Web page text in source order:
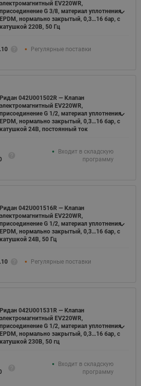
электромагнитный EV220WR,
присоединение G 3/8, материал уплотнения
EPDM, нормально закрытый, 0,3…16 бар, с
катушкой 220В, 50 Гц
Регулярные поставки
Ридан 042U001502R — Клапан
электромагнитный EV220WR,
присоединение G 1/2, материал уплотнения
EPDM, нормально закрытый, 0,3…16 бар, с
катушкой 24В, постоянный ток
Входит в складскую
программу
Ридан 042U001516R — Клапан
электромагнитный EV220WR,
присоединение G 1/2, материал уплотнения
EPDM, нормально закрытый, 0,3…16 бар, с
катушкой 24В, 50 Гц
Регулярные поставки
Ридан 042U001531R — Клапан
электромагнитный EV220WR,
присоединение G 1/2, материал уплотнения
EPDM, нормально закрытый, 0,3…16 бар, с
катушкой 230В, 50 гц
Входит в складскую
программу